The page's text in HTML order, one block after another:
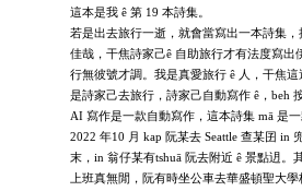
這本是我 ê 第 19 本詩集。
若是出去旅行一逝，就會當寫出一本詩集，
佳哉，干焦詩家己ê 自助旅行才有法度寫出
行無彼號才調。我是真愛旅行 ê 人，干焦
是詩家己去旅行，詩家己自動寫作 ê，beh
AI 寫作是一款自動寫作，這本詩集 mā 是
2022 年10 月 kap 阮某去 Seattle 查某囝 in
末，in 翁仔某有tshuā 阮去附近 ê 景點迌。
上班真無閒，阮有時坐公車去華盛頓聖大學